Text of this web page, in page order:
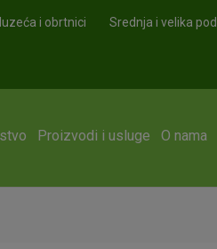
i obrtnici Srednja i velika
Proizvodi i usluge O nama